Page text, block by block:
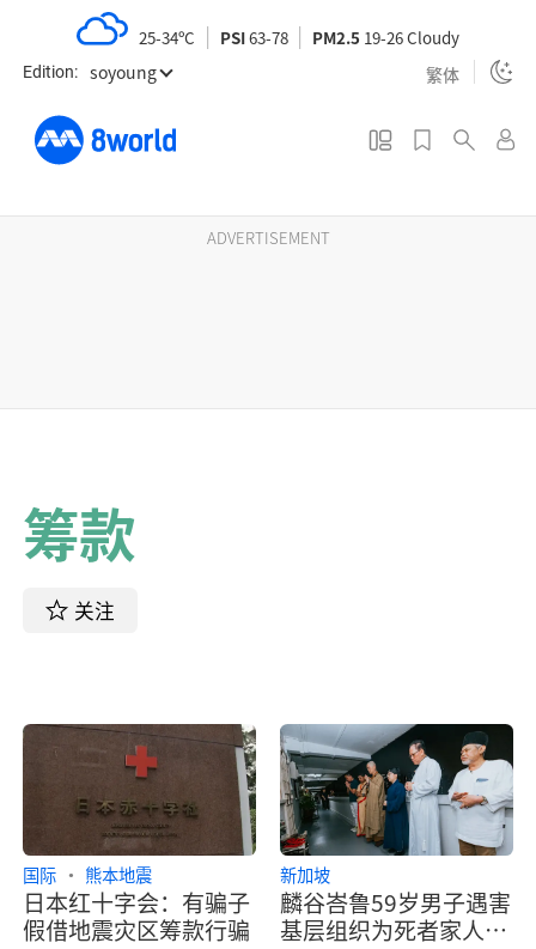
t
Edition: soyoung 繁体
25-34ºC PSI63-78 PM2.5 19-26 Cloudy
ADVERTISEMENT
筹款
关注
日本红十字会：有骗子
假借地震灾区筹款行骗
国际 熊本地震
麟谷峇鲁59岁男子遇害
基层组织为死者家人筹
新加坡